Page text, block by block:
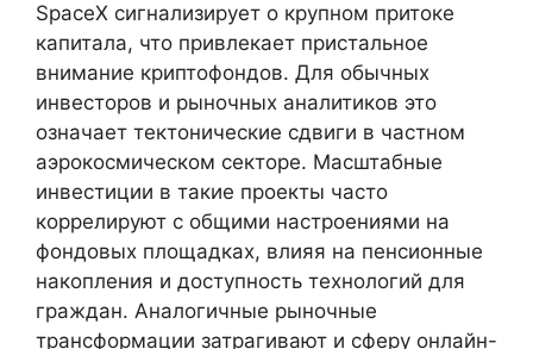
SpaceX сигнализирует о крупном притоке
капитала, что привлекает пристальное
внимание криптофондов. Для обычных
инвесторов и рыночных аналитиков это
означает тектонические сдвиги в частном
аэрокосмическом секторе. Масштабные
инвестиции в такие проекты часто
коррелируют с общими настроениями на
фондовых площадках, влияя на пенсионные
накопления и доступность технологий для
граждан. Аналогичные рыночные
трансформации затрагивают и сферу онлайн-